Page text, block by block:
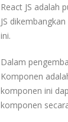
React JS adalah
JS dikembangkan
ini.
Dalam
Komponen
komponen ini
komponen